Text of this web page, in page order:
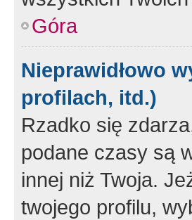
Góra
Nieprawidłowo
profilach, itd.)
Rzadko się
podane czasy są
innej niż Twoja.
twojego profilu,